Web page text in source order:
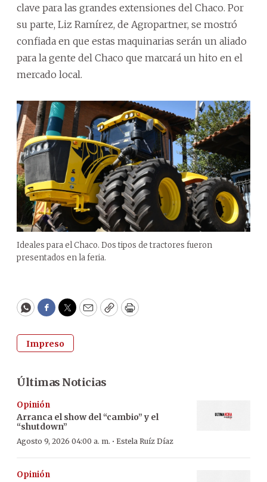
clave para las grandes extensiones del Chaco. Por
su parte, Liz Ramírez, de Agropartner, se mostró
confiada en que estas maquinarias serán un aliado
para la gente del Chaco que marcará un hito en el
mercado local.
Ideales para el Chaco. Dos tipos de tractores fueron
presentados en la feria.
WhatsApp
Facebook
Twitter
EmailCopyPrint
Impreso
Últimas Noticias
Opinión
Arranca el show del “cambio” y el
“shutdown”
Agosto 9, 2026 04:00 a. m. · Estela Ruíz Díaz
Opinión